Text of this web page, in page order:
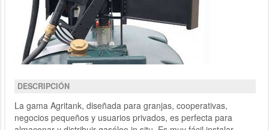
DESCRIPCIÓN
La gama Agritank, diseñada para granjas, cooperativas,
negocios pequeños y usuarios privados, es perfecta para